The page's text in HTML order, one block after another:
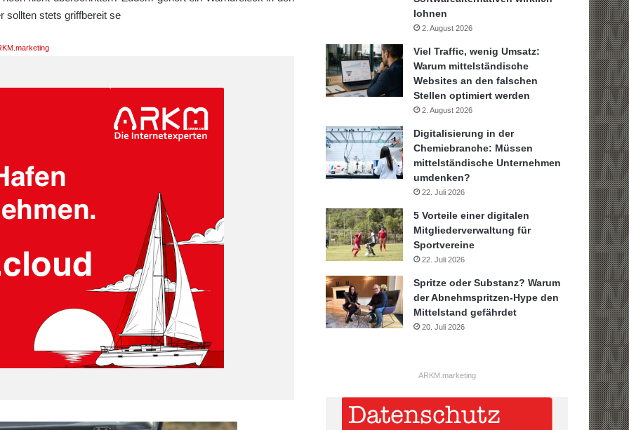
sollten stets griffbereit se
lohnen
2. August 2026
Viel Traffic, wenig Umsatz:
Warum mittelständische
Websites an den falschen
Stellen optimiert werden
2. August 2026
Digitalisierung in der
Chemiebranche: Müssen
mittelständische Unternehmen
umdenken?
22. Juli 2026
5 Vorteile einer digitalen
Mitgliederverwaltung für
Sportvereine
22. Juli 2026
Spritze oder Substanz? Warum
der Abnehmspritzen-Hype den
Mittelstand gefährdet
20. Juli 2026
ARKM.marketing